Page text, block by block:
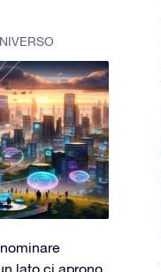
lato ci aprono